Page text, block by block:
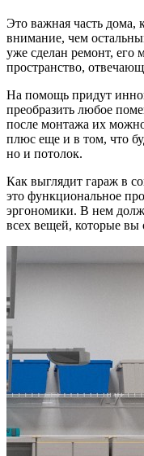
Это важная часть дома,
внимание, чем
уже сделан ремонт, его
пространство,
На помощь придут
преобразить любое
после монтажа их
плюс еще и в том, что
но и потолок.
Как выглядит гараж в
это функциональное
эргономики. В нем
всех вещей, которые вы